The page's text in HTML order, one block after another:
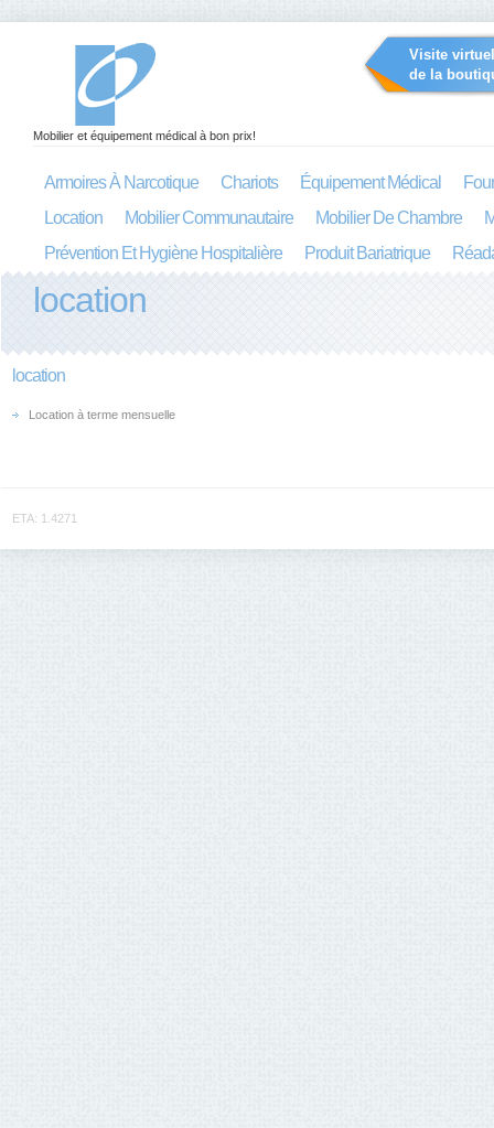
Visite
de la
Mobilier et équipement médical à bon prix!
Armoires À Narcotique Chariots Équipement Médical
Location
Mobilier Communautaire Mobilier De Chambre
Prévention Et Hygiène Hospitalière
Produit Bariatrique
location
location
Location à terme mensuelle
ETA: 1.4271